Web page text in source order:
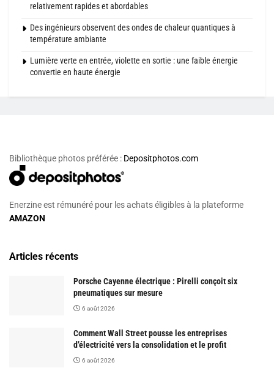
relativement rapides et abordables
Des ingénieurs observent des ondes de chaleur quantiques à
température ambiante
Lumière verte en entrée, violette en sortie : une faible énergie
convertie en haute énergie
Bibliothèque photos préférée : Depositphotos.com
Enerzine est rémunéré pour les achats éligibles à la plateforme
AMAZON
Articles récents
Porsche Cayenne électrique : Pirelli conçoit six
pneumatiques sur mesure
6 août 2026
Comment Wall Street pousse les entreprises
d’électricité vers la consolidation et le profit
6 août 2026